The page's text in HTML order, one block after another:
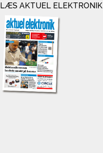
LÆS AKTUEL ELEKTRONIK